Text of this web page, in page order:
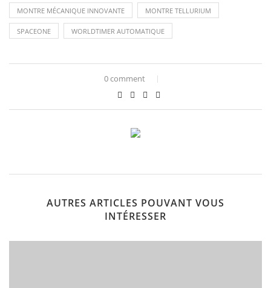
MONTRE MÉCANIQUE INNOVANTE MONTRE TELLURIUM
SPACEONE WORLDTIMER AUTOMATIQUE
0 comment
AUTRES ARTICLES POUVANT VOUS
INTÉRESSER